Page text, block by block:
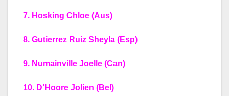
7. Hosking Chloe (Aus)
8. Gutierrez Ruiz Sheyla (Esp)
9. Numainville Joelle (Can)
10. D’Hoore Jolien (Bel)